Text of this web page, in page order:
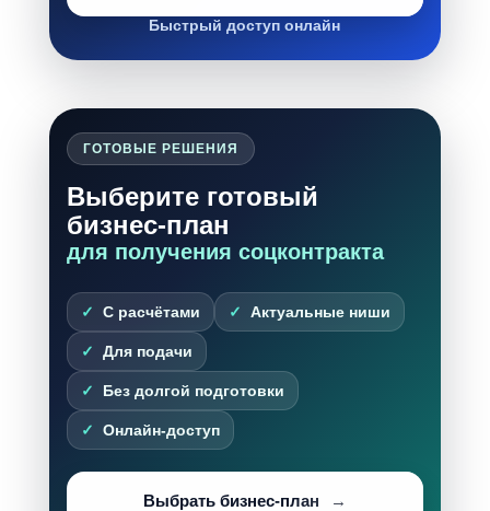
Быстрый доступ онлайн
ГОТОВЫЕ РЕШЕНИЯ
Выберите готовый
бизнес-план
для получения соцконтракта
С расчётами Актуальные ниши
Для подачи
Без долгой подготовки
Онлайн-доступ
Выбрать бизнес-план